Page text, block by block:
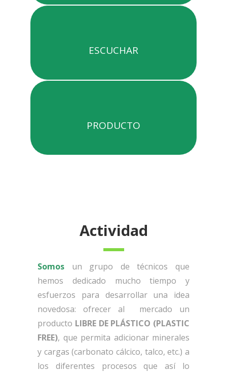
ESCUCHAR
PRODUCTO
Actividad
Somos un grupo de técnicos que
hemos dedicado mucho tiempo y
esfuerzos para desarrollar una idea
novedosa: ofrecer al mercado un
producto LIBRE DE PLÁSTICO (PLASTIC
FREE), que permita adicionar minerales
y cargas (carbonato cálcico, talco, etc.) a
los diferentes procesos que así lo